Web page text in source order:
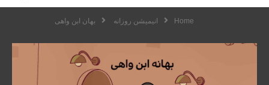
Home انیمیشن روزانه بهان ابن واهی